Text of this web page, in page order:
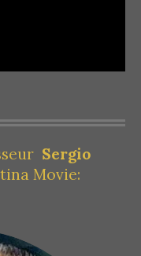
Sergio
Movie: